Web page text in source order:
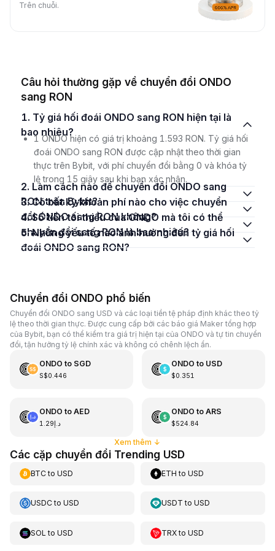
Trên chuỗi.
Câu hỏi thường gặp về chuyển đổi ONDO
sang RON
1. Tỷ giá hối đoái ONDO sang RON hiện tại là
bao nhiêu?
1 ONDO hiện có giá trị khoảng 1.593 RON. Tỷ giá hối
đoái ONDO sang RON được cập nhật theo thời gian
thực trên Bybit, với phí chuyển đổi bằng 0 và khóa tỷ
lệ trong 15 giây sau khi bạn xác nhận.
2. Làm cách nào để chuyển đổi ONDO sang
RON trên Bybit?
3. Có bất kỳ khoản phí nào cho việc chuyển
đổi ONDO sang RON không?
4. Số tiền tối thiểu của ONDO mà tôi có thể
chuyển đổi sang RON là bao nhiêu?
5. Những yếu tố nào ảnh hưởng đến tỷ giá hối
đoái ONDO sang RON?
Chuyển đổi ONDO phổ biến
Chuyển đổi ONDO sang USD và các loại tiền tệ pháp định khác theo tỷ
lệ theo thời gian thực. Được cung cấp bởi các báo giá Maker tổng hợp
của Bybit, bạn có thể kiểm tra giá trị hiện tại của ONDO và tự tin chuyển
đổi, tận hưởng tỷ lệ chính xác và không có chênh lệch ẩn.
ONDO to SGD
S$0.446
ONDO to USD
$0.351
ONDO to AED
د.إ1.29
ONDO to ARS
$524.84
Xem thêm ↓
Các cặp chuyển đổi Trending USD
BTCto USD ETH toUSD
USDCto USD USDT toUSD
SOL to USD TRXtoUSD